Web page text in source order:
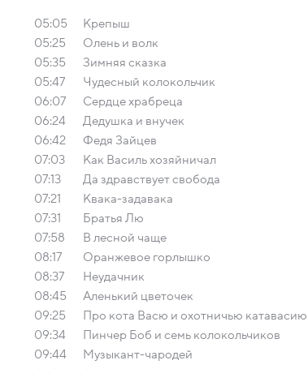
05:05
Крепыш
05:25
Олень и волк
05:35
Зимняя сказка
05:47
Чудесный колокольчик
06:07
Сердце храбреца
06:24
Дедушкa и внучек
06:42
Федя Зайцев
07:03
Как Василь хозяйничал
07:13
Да здравствует свобода
07:21
Квака-задавака
07:31
Брaтья Лю
07:58
В лесной чаще
08:17
Оранжевое горлышко
08:37
Неудачник
08:45
Аленький цветочек
09:25
Про кота Васю и охотничью катавасию
09:34
Пинчер Боб и семь колокольчиков
09:44
Музыкант-чародей